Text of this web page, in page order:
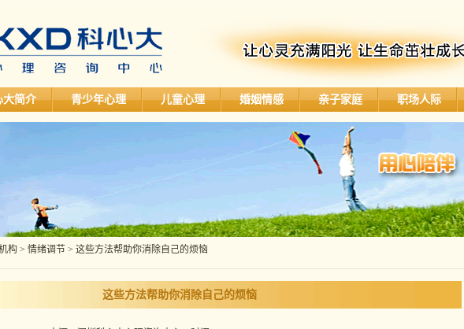
大简介 青少年心理 儿童心理 婚姻情感 亲子家庭 职场人际
构> 情绪调节 > 这些方法帮助你消除自己的烦恼
这些方法帮助你消除自己的烦恼